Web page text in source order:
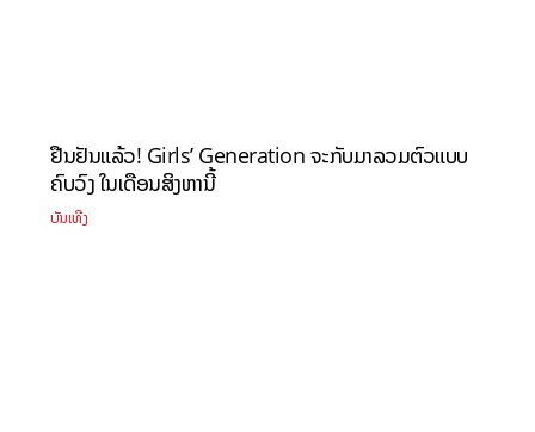
ຢືນຢັນແລ້ວ! Girls’ Generation ຈະກັບມາລວມຕົວແບບ
ຄົບວົງ ໃນເດືອນສິງຫານີ້
ບັນເທີງ